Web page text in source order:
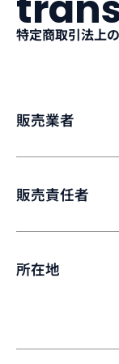
特定商取引法上
販売業者
販売責任者
所在地